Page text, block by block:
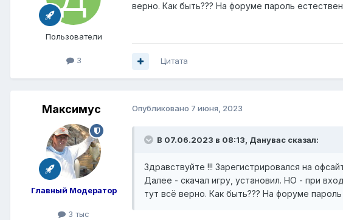
Пользователи
3
верно. Как быть??? На форуме пароль
Цитата
Максимус
Главный Модератор
3 тыс
Опубликовано 7 июня, 2023
В 07.06.2023 в 08:13, Данувас сказал:
Здравствуйте !!! Зарегистрировался на
Далее - скачал игру, установил. НО - при
тут всё верно. Как быть??? На форуме